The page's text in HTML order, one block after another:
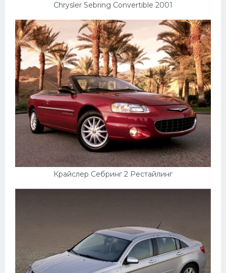
Chrysler Sebring Convertible 2001
Крайслер Себринг 2 Рестайлинг